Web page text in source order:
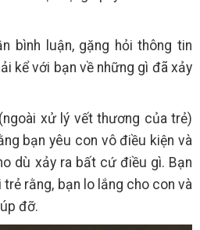
bình luận, gặng hỏi thông tin
kể với bạn về những gì đã xảy
xử lý vết thương của trẻ)
bạn yêu con vô điều kiện và
dù xảy ra bất cứ điều gì. Bạn
trẻ rằng, bạn lo lắng cho con và
đỡ.